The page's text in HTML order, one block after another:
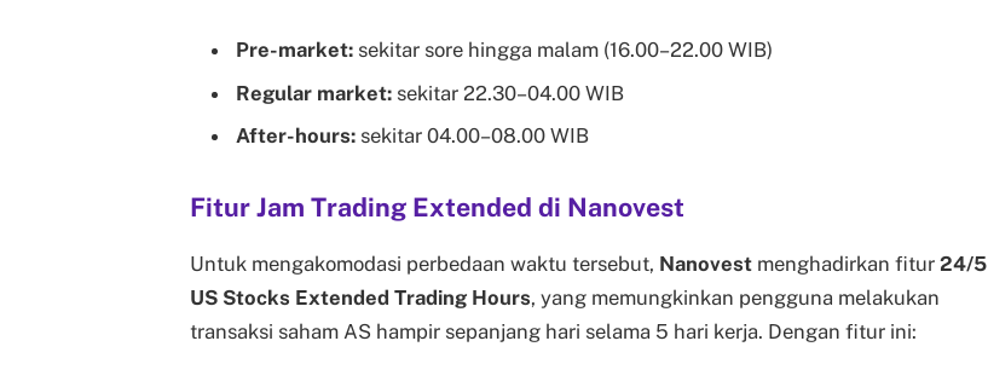
Pre-market: sekitar sore hingga malam (16.00–22.00 WIB)
Regular market: sekitar 22.30–04.00 WIB
After-hours: sekitar 04.00–08.00 WIB
Fitur Jam Trading Extended di Nanovest
Untuk mengakomodasi perbedaan waktu tersebut, Nanovest menghadirkan fitur 24/5
US Stocks Extended Trading Hours, yang memungkinkan pengguna melakukan
transaksi saham AS hampir sepanjang hari selama 5 hari kerja. Dengan fitur ini: